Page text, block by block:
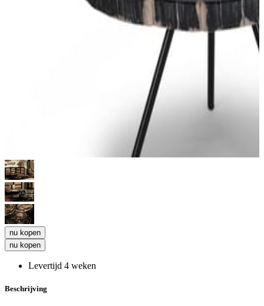
nu kopen
nu kopen
Levertijd 4 weken
Beschrijving